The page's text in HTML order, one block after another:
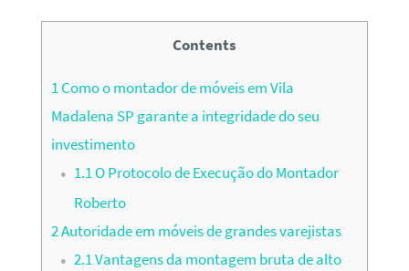
Contents
1Como o montador de móveis em Vila
Madalena SP garante a integridade do seu
investimento
1.1O Protocolo de Execução do Montador
Roberto
2Autoridade em móveis de grandes varejistas
2.1Vantagens da montagem bruta de alto